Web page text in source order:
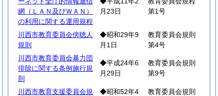
網（ＬＡＮ及びＷＡＮ）
の利用に関する運用規程
月23日
第1号
川西市教育委員会傍聴人
規則
◆昭和29年9
月1日
教育委員会規則
第4号
川西市教育委員会暴力団
排除に関する条例施行規
則
◆平成24年6
月29日
教育委員会規則
第9号
川西市教育支援委員会規
◆昭和52年4
教育委員会規則